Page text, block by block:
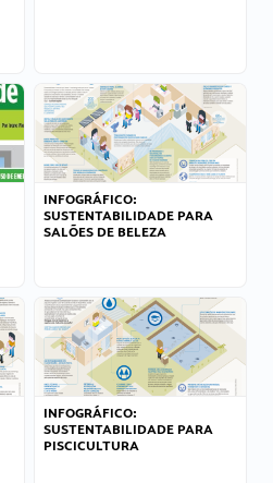
INFOGRÁFICO:
SUSTENTABILIDADE PARA
SALÕES DE BELEZA
INFOGRÁFICO:
SUSTENTABILIDADE PARA
PISCICULTURA